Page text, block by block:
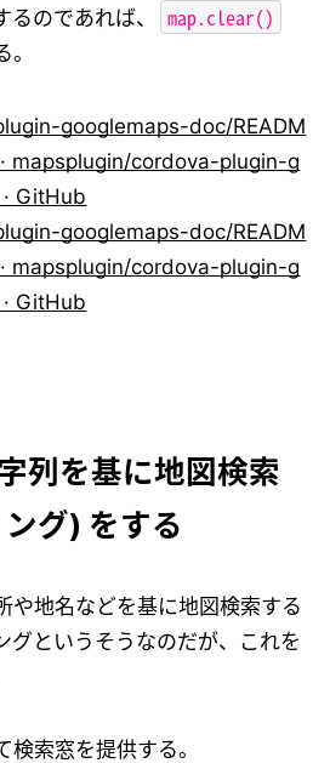
るのであれば、
map.clear()
googlemaps-doc/READM
mapsplugin/cordova-plugin-g
GitHub
googlemaps-doc/READM
mapsplugin/cordova-plugin-g
GitHub
列を基に地図検索
グ) をする
や地名などを基に地図検索する
グというそうなのだが、これを
検索窓を提供する。